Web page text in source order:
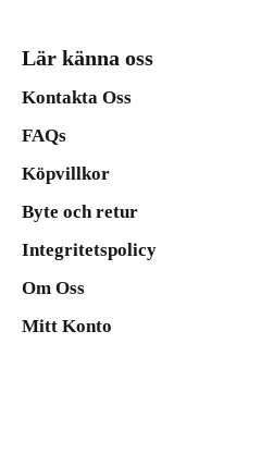
Lär känna oss
Kontakta Oss
FAQs
Köpvillkor
Byte och retur
Integritetspolicy
Om Oss
Mitt Konto